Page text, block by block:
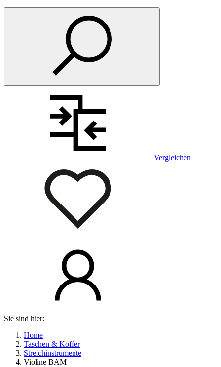
Vergleichen
Sie sind hier:
Home
Taschen & Koffer
Streichinstrumente
Violine BAM